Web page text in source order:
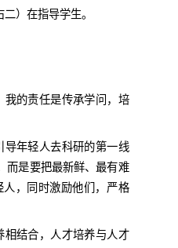
）在指导学生。
我的责任是传承学问，培
导年轻人去科研的第一线
而是要把最新鲜、最有难
，同时激励他们，严格
相结合，人才培养与人才